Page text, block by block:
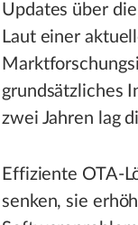
Updates über
Laut einer
grundsätzliches
zwei Jahren lag
Effiziente OTA-
senken, sie